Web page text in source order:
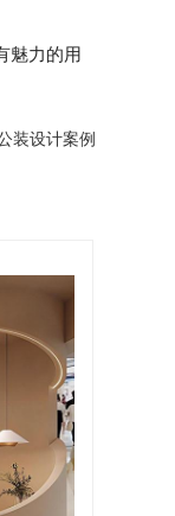
魅力的用
装设计案例